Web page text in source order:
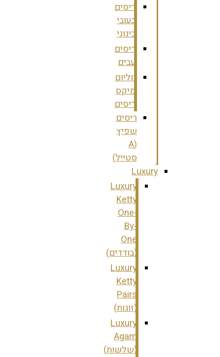
ריסים
בעובי
בינוני
ריסים
עבים
ווליום
מיקס
ריסים
ריסים
שפיץ
(A
סטייל)
Luxury
Luxury
Ketty
One-
By-
One
(בודדים)
Luxury
Ketty
Pairs
(זוגות)
Luxury
Agam
(שלשות)